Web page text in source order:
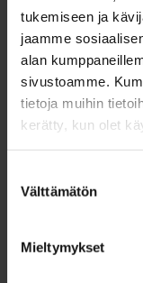
tukemiseen ja
jaamme
alan
sivustoamme.
tietoja muihin
kerätty, kun olet
valinta
Välttämätön
Mieltymykset
kiinteistön
nettotuottoihisi.
auttaa välttämään